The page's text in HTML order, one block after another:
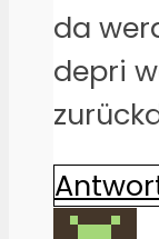
da
depri